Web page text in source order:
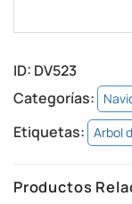
ID: DV523
Categorías:
Etiquetas: Arbol
Productos